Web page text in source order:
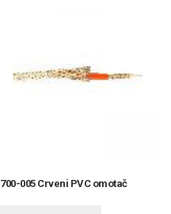
700-005 Crveni PVC omotač